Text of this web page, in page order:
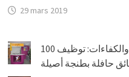
29 mars 2019
الوكالة الوطنية لإنعاش التشغيل والكفاءات: توظيف 100
حافلة بطنجة أصيلة